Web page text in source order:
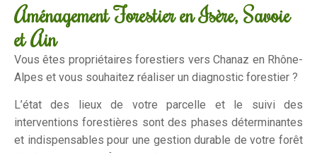
Aménagement Forestier en Isère, Savoie
et Ain
Vous êtes propriétaires forestiers vers Chanaz en Rhône-
Alpes et vous souhaitez réaliser un diagnostic forestier ?
L’état des lieux de votre parcelle et le suivi des
interventions forestières sont des phases déterminantes
et indispensables pour une gestion durable de votre forêt